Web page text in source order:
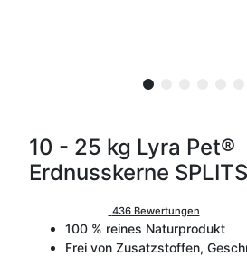
10 - 25 kg Lyra Pet®
Erdnusskerne SPLITS
436 Bewertungen
100 % reines Naturprodukt
Frei von Zusatzstoffen,